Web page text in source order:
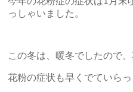
っしゃいました。
この冬は、暖冬でしたので
花粉の症状も早くでていらっ